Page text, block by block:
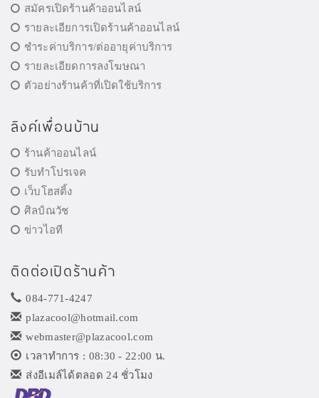
สมัครเปิดร้านค้าออนไลน์
รายละเอียการเปิดร้านค้าออนไลน์
ชำระค่าบริการ/ต่ออายุค่าบริการ
รายละเอียดการลงโฆษณา
ตัวอย่างร้านค้าที่เปิดใช้บริการ
ลิงค์เพื่อนบ้าน
ร้านค้าออนไลน์
รับทำโปรเจค
เว็บโฮสติ้ง
ศิลป์ณวัช
ข่าวไอที
ติดต่อเปิดร้านค้า
084-771-4247
plazacool@hotmail.com
webmaster@plazacool.com
เวลาทำการ : 08:30 - 22:00 น.
ส่งอีเมล์ได้ตลอด 24 ชั่วโมง